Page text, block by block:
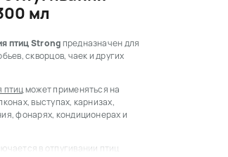
мл
птиц Strongпредназначен для
скворцов, чаек и других
птицможет применяться на
выступах, карнизах,
фонарях, кондиционерах и
в отпугивании птиц